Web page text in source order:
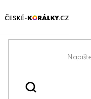
na
Domů
Swarovski® & lůžka